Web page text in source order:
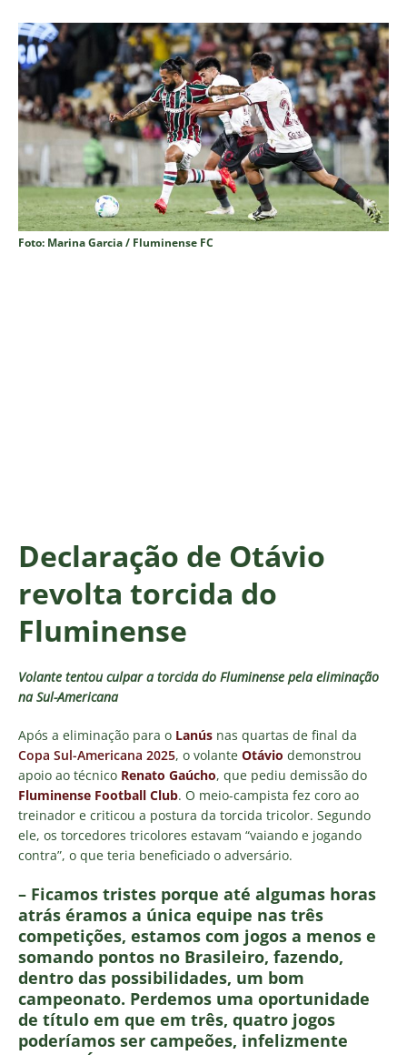
Foto: Marina Garcia / Fluminense FC
Declaração de Otávio
revolta torcida do
Fluminense
Volante tentou culpar a torcida do Fluminense pela eliminação
na Sul-Americana
Após a eliminação para o Lanús nas quartas de final da
Copa Sul-Americana 2025, o volante Otávio demonstrou
apoio ao técnico Renato Gaúcho, que pediu demissão do
Fluminense Football Club. O meio-campista fez coro ao
treinador e criticou a postura da torcida tricolor. Segundo
ele, os torcedores tricolores estavam “vaiando e jogando
contra”, o que teria beneficiado o adversário.
– Ficamos tristes porque até algumas horas
atrás éramos a única equipe nas três
competições, estamos com jogos a menos e
somando pontos no Brasileiro, fazendo,
dentro das possibilidades, um bom
campeonato. Perdemos uma oportunidade
de título em que em três, quatro jogos
poderíamos ser campeões, infelizmente